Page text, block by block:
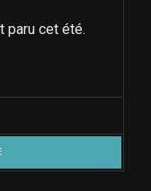
paru cet été.